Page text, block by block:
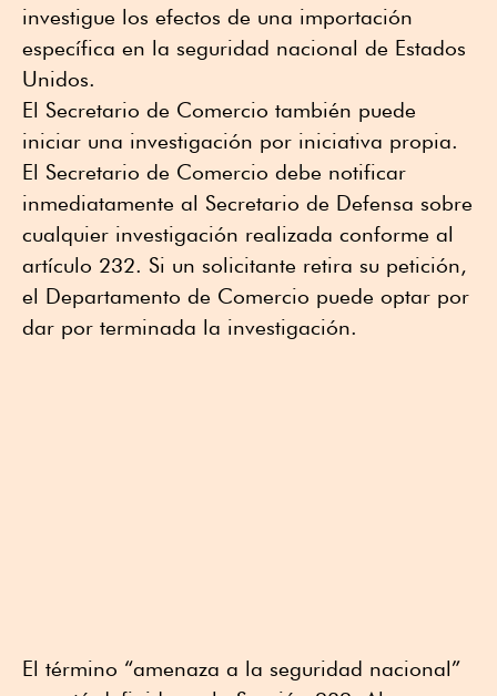
investigue los efectos de una importación
específica en la seguridad nacional de Estados
Unidos.
El Secretario de Comercio también puede
iniciar una investigación por iniciativa propia.
El Secretario de Comercio debe notificar
inmediatamente al Secretario de Defensa sobre
cualquier investigación realizada conforme al
artículo 232. Si un solicitante retira su petición,
el Departamento de Comercio puede optar por
dar por terminada la investigación.
El término “amenaza a la seguridad nacional”